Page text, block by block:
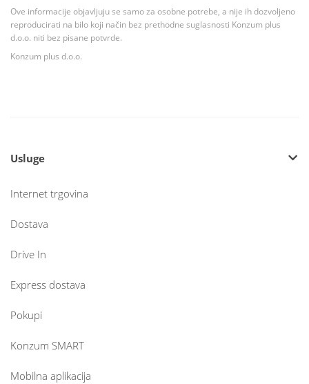
Ove informacije objavljuju se samo za osobne potrebe, a nije ih dozvoljeno
reproducirati na bilo koji način bez prethodne suglasnosti Konzum plus
d.o.o. niti bez pisane potvrde.
Konzum plus d.o.o.
Usluge
Internet trgovina
Dostava
Drive In
Express dostava
Pokupi
Konzum SMART
Mobilna aplikacija